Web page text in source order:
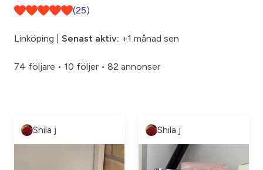
(25)
Linköping | Senast aktiv: +1 månad sen
74 följare • 10 följer • 82 annonser
Shila j Shila j